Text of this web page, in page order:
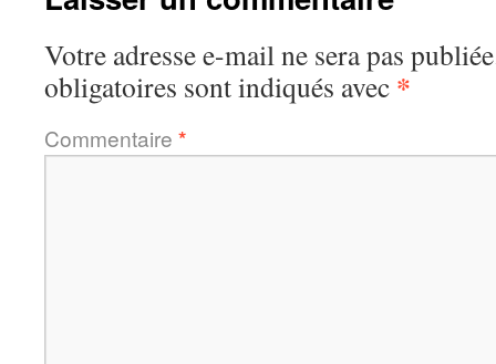
Votre adresse e-mail ne sera pas
obligatoires sont indiqués avec *
Commentaire *